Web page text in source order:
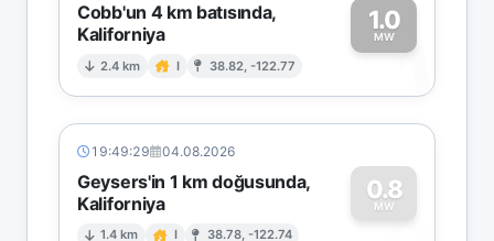
Cobb'un 4 km batısında,
Kaliforniya
2.4 km I 38.82, -122.77
1.0
MW1
19:49:29 04.08.2026
Geysers'in 1 km doğusunda,
Kaliforniya
1.4 km I 38.78, -122.74
0.8
MW